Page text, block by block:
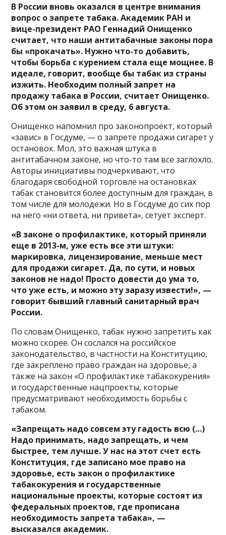
В России вновь оказался в центре внимания
вопрос о запрете табака. Академик РАН и
вице-президент РАО Геннадий Онищенко
считает, что наши антитабачные законы пора
бы «прокачать». Нужно что-то добавить,
чтобы борьба с курением стала еще мощнее. В
идеале, говорит, вообще бы табак из страны
изжить. Необходим полный запрет на
продажу табака в России, считает Онищенко.
Об этом он заявил в среду, 6 августа.
Онищенко напомнил про законопроект, который
«завис» в Госдуме, — о запрете продажи сигарет у
остановок. Мол, это важная штука в
антитабачном законе, но что-то там все заглохло.
Авторы инициативы подчеркивают, что
благодаря свободной торговле на остановках
табак становится более доступным для граждан, в
том числе для молодежи. Но в Госдуме до сих пор
на него «ни ответа, ни привета», сетует эксперт.
«В законе о профилактике, который приняли
еще в 2013-м, уже есть все эти штуки:
маркировка, лицензирование, меньше мест
для продажи сигарет. Да, по сути, и новых
законов не надо! Просто довести до ума то,
что уже есть, и можно эту заразу извести!», —
говорит бывший главный санитарный врач
России.
По словам Онищенко, табак нужно запретить как
можно скорее. Он сослался на российское
законодательство, в частности на Конституцию,
где закреплено право граждан на здоровье, а
также на закон «О профилактике табакокурения»
и государственные нацпроекты, которые
предусматривают необходимость борьбы с
табаком.
«Запрещать надо совсем эту гадость всю (…)
Надо принимать, надо запрещать, и чем
быстрее, тем лучше. У нас на этот счет есть
Конституция, где записано мое право на
здоровье, есть закон о профилактике
табакокурения и государственные
национальные проекты, которые состоят из
федеральных проектов, где прописана
необходимость запрета табака», —
высказался академик.